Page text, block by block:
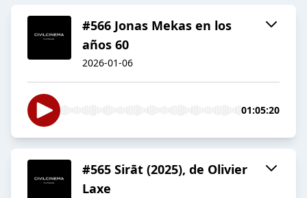
#566 Jonas Mekas en los
años 60
2026-01-06
01:05:20
#565 Sirāt (2025), de Olivier
Laxe